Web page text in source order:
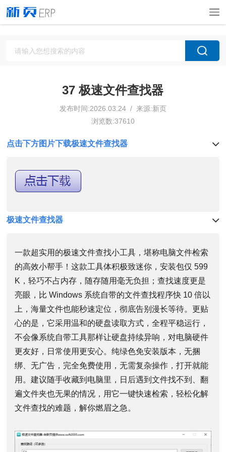
37 极速文件查找器
发布时间:2026.03.24 / 来源:新页
浏览数:37610
点击下方图片下载极速文件查找器
极速文件查找器
一款超实用的极速文件查找小工具，堪称电脑文件检索
的高效小帮手！这款工具体积极致迷你，安装包仅 599
K，轻巧不占内存，随存随用毫无负担；查找速度更是
亮眼，比 Windows 系统自带的文件查找程序快 10 倍以
上，海量文件也能秒速定位，彻底告别漫长等待。更贴
心的是，它采用温和的硬盘读取方式，全程平稳运行，
不会像系统自带工具那样让硬盘持续异响，对电脑硬件
更友好，日常使用更安心。纯绿色免安装版本，无捆
绑、无广告，完全免费使用，无需复杂操作，打开就能
用。建议随手收藏到电脑里，日后遇到文件找不到、翻
遍文件夹也无果的情况，用它一键快速检索，轻松化解
文件查找的难题，解你燃眉之急。